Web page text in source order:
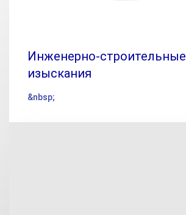
Инженерно-строительные
изыскания
&nbsp;